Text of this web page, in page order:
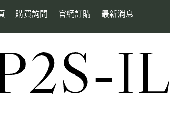
購買詢問 官網訂購 最新消息